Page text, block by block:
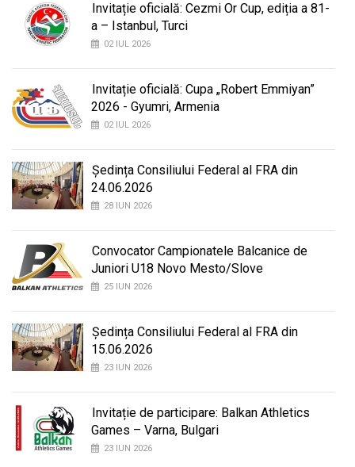
Invitație oficială: Cezmi Or Cup, ediția a 81-
a – Istanbul, Turci
02 IUL 2026
Invitație oficială: Cupa „Robert Emmiyan”
2026 - Gyumri, Armenia
02 IUL 2026
Ședința Consiliului Federal al FRA din
24.06.2026
28 IUN 2026
Convocator Campionatele Balcanice de
Juniori U18 Novo Mesto/Slove
25 IUN 2026
Ședința Consiliului Federal al FRA din
15.06.2026
23 IUN 2026
Invitație de participare: Balkan Athletics
Games – Varna, Bulgari
23 IUN 2026